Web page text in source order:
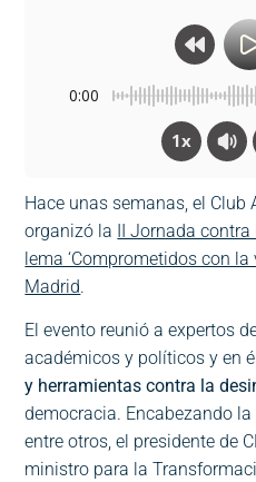
0:00
1x
Hace unas semanas, el Club
organizó la II Jornada
lema ‘Comprometidos con la
Madrid.
El evento reunió a expertos
académicos y políticos y en
y herramientas contra la
democracia. Encabezando
entre otros, el presidente de
ministro para la